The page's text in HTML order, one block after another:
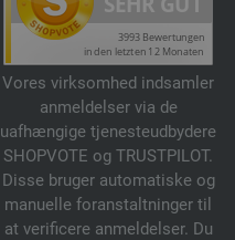
Vores virksomhed indsamler
anmeldelser via de
uafhængige tjenesteudbydere
SHOPVOTE og TRUSTPILOT.
Disse bruger automatiske og
manuelle foranstaltninger til
at verificere anmeldelser. Du